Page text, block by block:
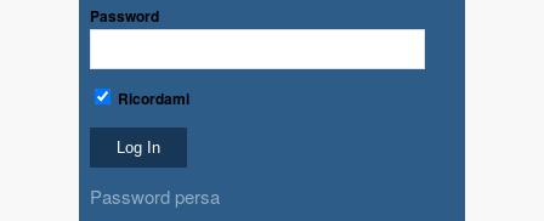
Password
Ricordami
Password persa